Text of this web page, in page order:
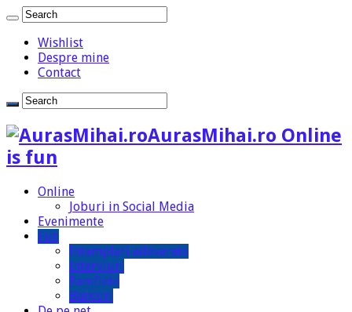
Wishlist
Despre mine
Contact
AurasMihai.ro Online
is fun
Online
Joburi in Social Media
Evenimente
Fun
Intamplari adevarate
Interviuri
Pamflete
Bancuri